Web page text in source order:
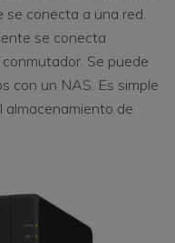
conecta a una red.
se conecta
Se puede
con un NAS. Es simple
almacenamiento de